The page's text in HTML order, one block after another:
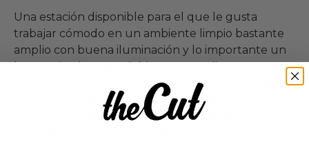
Una estación disponible para el que le gusta
trabajar cómodo en un ambiente limpio bastante
amplio con buena iluminación y lo importante un
lugar privado y agradable para sus clientes en
conjunto a otra persona, si le gusta la privacidad
para sus clientes aquí se la puedes brindar, buena
vibra, música agradable para relajarse. Si te sientes